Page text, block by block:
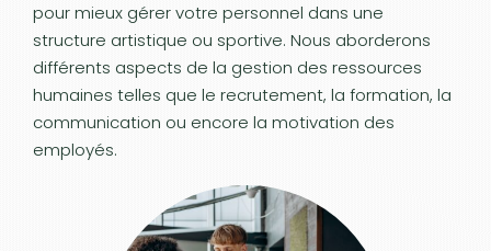
pour mieux gérer votre personnel dans une
structure artistique ou sportive. Nous aborderons
différents aspects de la gestion des ressources
humaines telles que le recrutement, la formation, la
communication ou encore la motivation des
employés.